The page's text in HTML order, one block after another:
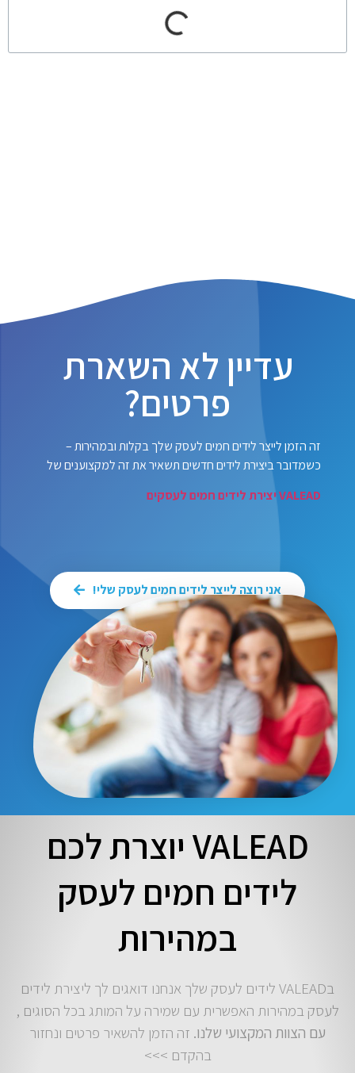
עדיין לא השארת
פרטים?
זה הזמן לייצר לידים חמים לעסק שלך בקלות ובמהירות –
כשמדובר ביצירת לידים חדשים תשאיר את זה למקצוענים של
VALEAD יצירת לידים חמים לעסקים
אני רוצה לייצר לידים חמים לעסק שלי!
VALEAD יוצרת לכם
לידים חמים לעסק
במהירות
בVALEAD לידים לעסק שלך אנחנו דואגים לך ליצירת לידים
לעסק במהירות האפשרית עם שמירה על המותג בכל הסוגים ,
עם הצוות המקצועי שלנו. זה הזמן להשאיר פרטים ונחזור
בהקדם >>>